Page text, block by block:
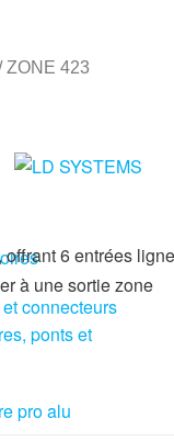
connecteurs
ponts et
pro alu
ZONE 423
6 entrées ligne
à une sortie zone